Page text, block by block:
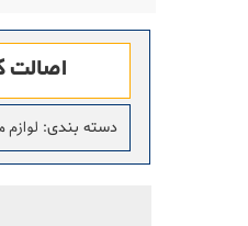
اصالت
دسته بندی: